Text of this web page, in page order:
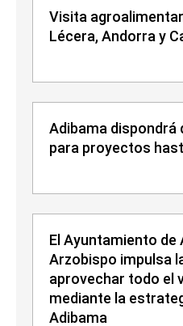
Visita
Lécera, Andorra y
Adibama dispondrá
para proyectos
El Ayuntamiento de
Arzobispo impulsa
aprovechar todo el
mediante la
Adibama